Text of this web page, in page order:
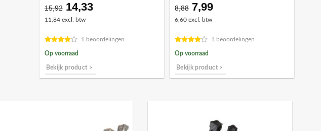
15,92 Oorspronkelijke
prijs
€15,92.
14,33Huidige
€14,33.
11,84 excl. btw
1 beoordelingen
Op voorraad
Bekijk product >
8,88 Oorspronkelijke
prijs
€8,88.
7,99Huidige
€7,99.
6,60 excl. btw
1 beoordelingen
Op voorraad
Bekijk product >